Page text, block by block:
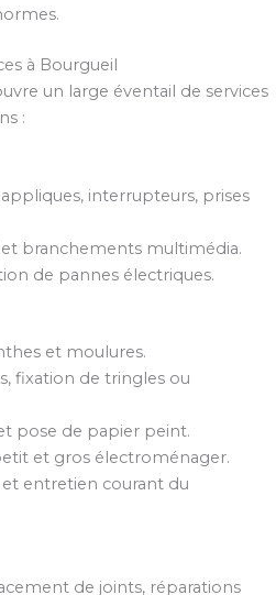
à Bourgueil
un large éventail de services
:
interrupteurs, prises
et branchements multimédia.
de pannes électriques.
et moulures.
fixation de tringles ou
pose de papier peint.
et gros électroménager.
et entretien courant du
de joints, réparations